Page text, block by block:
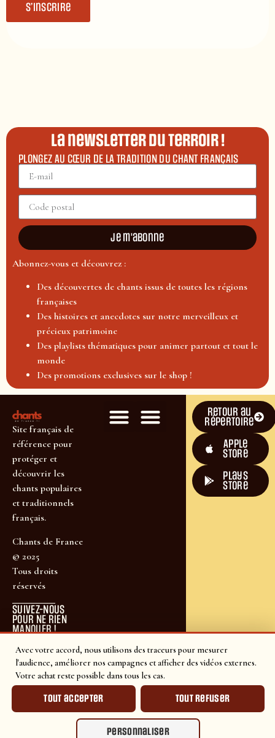
Avec votre accord, nous utilisons des traceurs pour mesurer
l'audience, améliorer nos campagnes et afficher des vidéos externes.
Votre achat reste possible dans tous les cas.
Tout accepter Tout refuser
Personnaliser
S’inscrire
La newsletter du terroir !
PLONGEZ AU CŒUR DE LA TRADITION DU CHANT FRANÇAIS
Je m'abonne
Abonnez-vous et découvrez :
Des découvertes de chants issus de toutes les régions
françaises
Des histoires et anecdotes sur notre merveilleux et
précieux patrimoine
Des playlists thématiques pour animer partout et tout le
monde
Des promotions exclusives sur le shop !
Site français de
référence pour
protéger et
découvrir les
chants populaires
et traditionnels
français.
Chants de France
© 2025
Tous droits
réservés
SUIVEZ-NOUS
POUR NE RIEN
MANQUER !
Retour au
répertoire
Apple
Store
plays
store